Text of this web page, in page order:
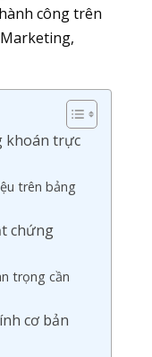
công trên
khoán trực
trên bảng
chứng
trọng cần
cơ bản